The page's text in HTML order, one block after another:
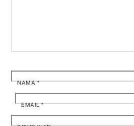
NAMA*
EMAIL*